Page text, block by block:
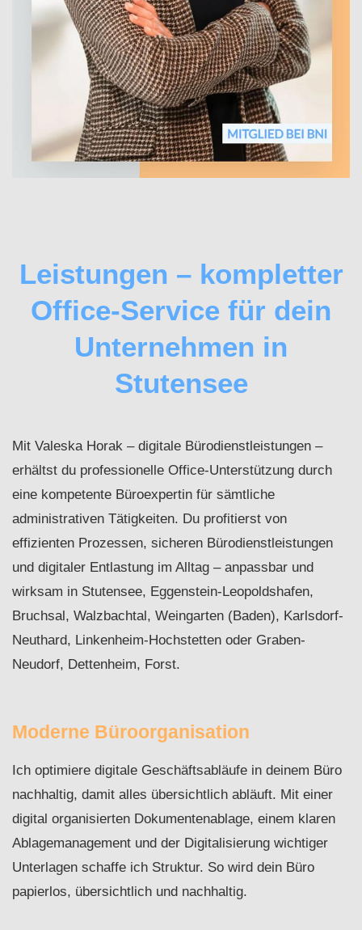
Leistungen – kompletter
Office-Service für dein
Unternehmen in
Stutensee
Mit Valeska Horak – digitale Bürodienstleistungen –
erhältst du professionelle Office-Unterstützung durch
eine kompetente Büroexpertin für sämtliche
administrativen Tätigkeiten. Du profitierst von
effizienten Prozessen, sicheren Bürodienstleistungen
und digitaler Entlastung im Alltag – anpassbar und
wirksam in Stutensee, Eggenstein-Leopoldshafen,
Bruchsal, Walzbachtal, Weingarten (Baden), Karlsdorf-
Neuthard, Linkenheim-Hochstetten oder Graben-
Neudorf, Dettenheim, Forst.
Moderne Büroorganisation
Ich optimiere digitale Geschäftsabläufe in deinem Büro
nachhaltig, damit alles übersichtlich abläuft. Mit einer
digital organisierten Dokumentenablage, einem klaren
Ablagemanagement und der Digitalisierung wichtiger
Unterlagen schaffe ich Struktur. So wird dein Büro
papierlos, übersichtlich und nachhaltig.